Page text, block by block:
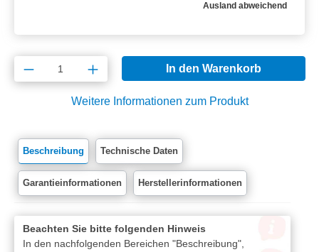
Ausland abweichend
Produkt Anzahl: Gib den gewünschten
In den Warenkorb
Weitere Informationen zum Produkt
Beschreibung Technische Daten
Garantieinformationen Herstellerinformationen
Beachten Sie bitte folgenden Hinweis
In den nachfolgenden Bereichen "Beschreibung",